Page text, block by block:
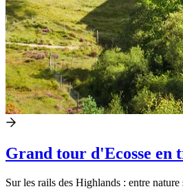
Grand tour d'Ecosse en
Sur les rails des Highlands : entre